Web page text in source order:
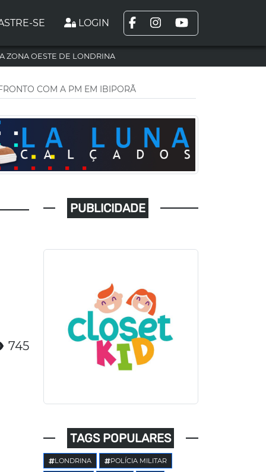
SE LOGIN
ZONA OESTE DE LONDRINA
COM A PM EM IBIPORÃ
745
PUBLICIDADE
TAGS POPULARES
LONDRINA POLÍCIA MILITAR